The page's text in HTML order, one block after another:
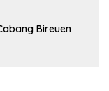
Bireuen